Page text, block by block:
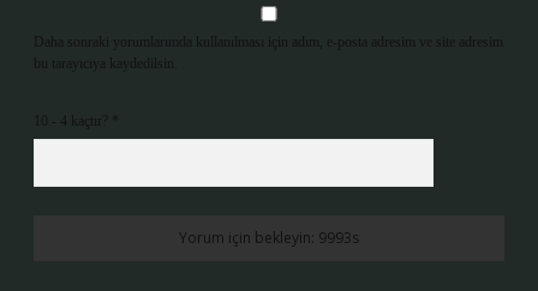
Daha sonraki yorumlarımda kullanılması için adım, e-posta adresim ve site adresim
bu tarayıcıya kaydedilsin.
10 - 4 kaçtır?